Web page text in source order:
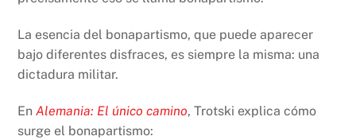
La esencia del bonapartismo, que puede aparecer
bajo diferentes disfraces, es siempre la misma: una
dictadura militar.
EnAlemania: El único camino, Trotski explica cómo
surge el bonapartismo: